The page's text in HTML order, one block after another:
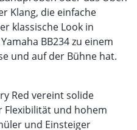
Klang, die einfache
klassische Look in
BB234 zu einem
und auf der Bühne hat.
Red vereint solide
und hohem
und Einsteiger